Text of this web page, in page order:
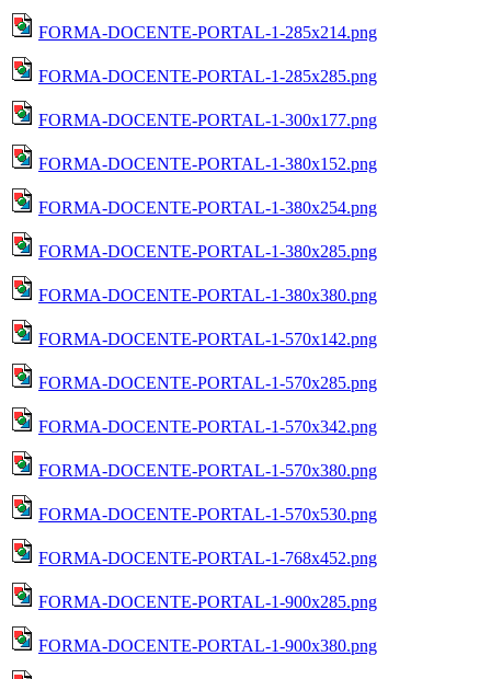
FORMA-DOCENTE-PORTAL-1-285x214.png
FORMA-DOCENTE-PORTAL-1-285x285.png
FORMA-DOCENTE-PORTAL-1-300x177.png
FORMA-DOCENTE-PORTAL-1-380x152.png
FORMA-DOCENTE-PORTAL-1-380x254.png
FORMA-DOCENTE-PORTAL-1-380x285.png
FORMA-DOCENTE-PORTAL-1-380x380.png
FORMA-DOCENTE-PORTAL-1-570x142.png
FORMA-DOCENTE-PORTAL-1-570x285.png
FORMA-DOCENTE-PORTAL-1-570x342.png
FORMA-DOCENTE-PORTAL-1-570x380.png
FORMA-DOCENTE-PORTAL-1-570x530.png
FORMA-DOCENTE-PORTAL-1-768x452.png
FORMA-DOCENTE-PORTAL-1-900x285.png
FORMA-DOCENTE-PORTAL-1-900x380.png